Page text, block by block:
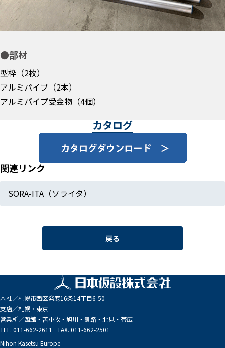
●部材
型枠（2枚）
アルミパイプ（2本）
アルミパイプ受金物（4個）
カタログ
関連リンク
SORA-ITA（ソライタ）
戻る
本社／札幌市西区発寒16条14丁目6-50
支店／札幌・東京
営業所／函館・苫小牧・旭川・釧路・北見・帯広
TEL. 011-662-2611 FAX. 011-662-2501
Nihon Kasetsu Europe